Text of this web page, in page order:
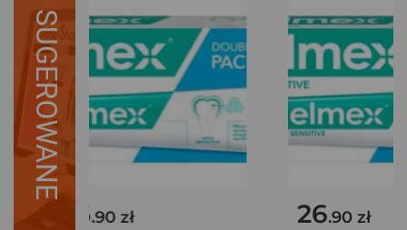
SUGEROWANE
.90 zł 26.90 zł